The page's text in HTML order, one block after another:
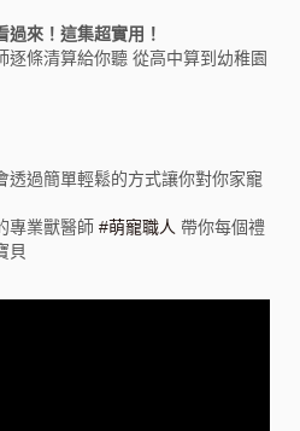
來！這集超實用！
逐條清算給你聽 從高中算到幼稚園
透過簡單輕鬆的方式讓你對你家寵
專業獸醫師 #萌寵職人 帶你每個禮
貝